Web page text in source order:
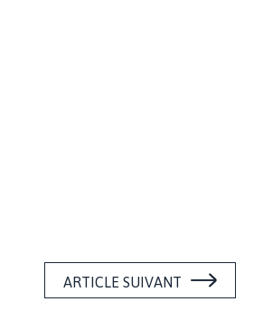
ARTICLE SUIVANT